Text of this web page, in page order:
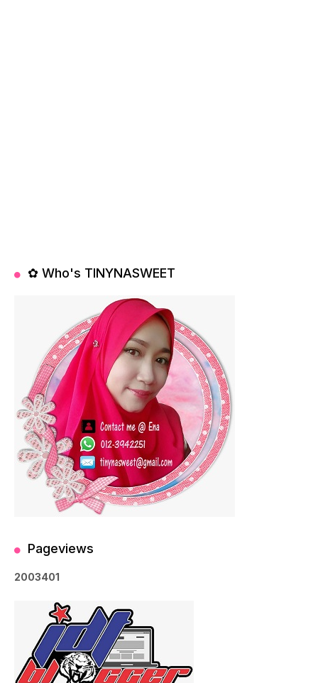
✿ Who's TINYNASWEET
Pageviews
2003401